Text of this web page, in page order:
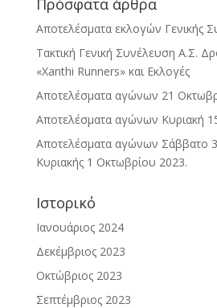
Πρόσφατα άρθρα
Αποτελέσματα εκλογών Γενικής
Τακτική Γενική Συνέλευση Α.Σ.
«Xanthi Runners» και Εκλογές
Αποτελέσματα αγώνων 21
Αποτελέσματα αγώνων Κυριακή
Αποτελέσματα αγώνων Σάββατο
Κυριακής 1 Οκτωβρίου 2023.
Ιστορικό
Ιανουάριος 2024
Δεκέμβριος 2023
Οκτώβριος 2023
Σεπτέμβριος 2023